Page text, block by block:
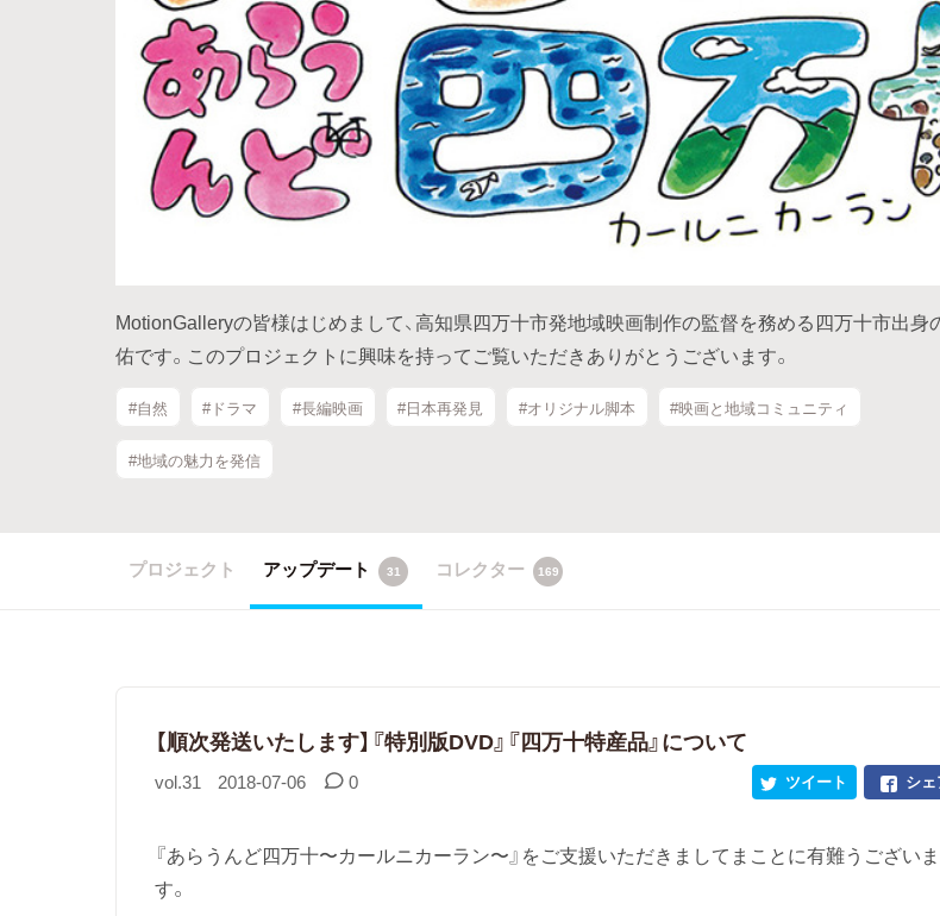
MotionGalleryの皆様はじめまして、高知県四万十市発地域映画制作の監督を務める四万十市出身
佑です。このプロジェクトに興味を持ってご覧いただきありがとうございます。
#自然 #ドラマ #長編映画 #日本再発見 #オリジナル脚本 #映画と地域コミュニティ
#地域の魅力を発信
プロジェクト アップデート 31 コレクター 169
【順次発送いたします】『特別版DVD』『四万十特産品』について
vol.31 2018-07-06 0 シ
ツイート
『あらうんど四万十〜カールニカーラン〜』をご支援いただきましてまことに有難うございま
す。